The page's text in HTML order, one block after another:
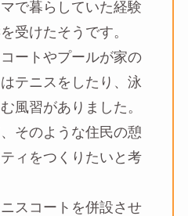
で暮らしていた経験
受けたそうです。
ートやプールが家の
テニスをしたり、泳
風習がありました。
そのような住民の憩
ィをつくりたいと考
スコートを併設させ